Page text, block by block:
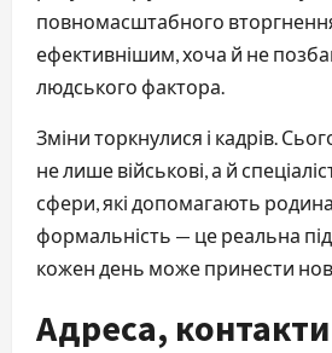
повномасштабного
ефективнішим, хоча й не
людського фактора.
Зміни торкнулися і кадрів.
не лише військові, а й
сфери, які допомагають
формальність — це реальна
кожен день може принести
Адреса,